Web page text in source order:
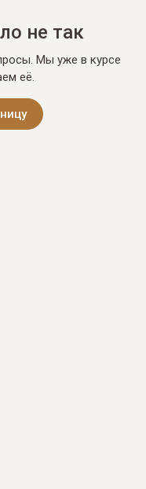
не так
Мы уже в курсе
её.